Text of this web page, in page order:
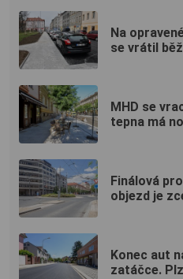
Na
se vrátil
MHD se
tepna má
Finálová
objezd je
Konec aut
zatáčce.